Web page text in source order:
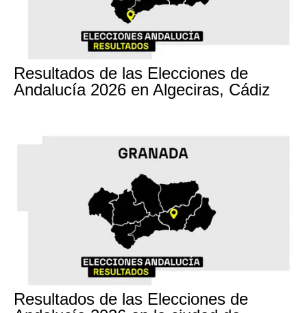
Resultados de las Elecciones de
Andalucía 2026 en Algeciras, Cádiz
Resultados de las Elecciones de